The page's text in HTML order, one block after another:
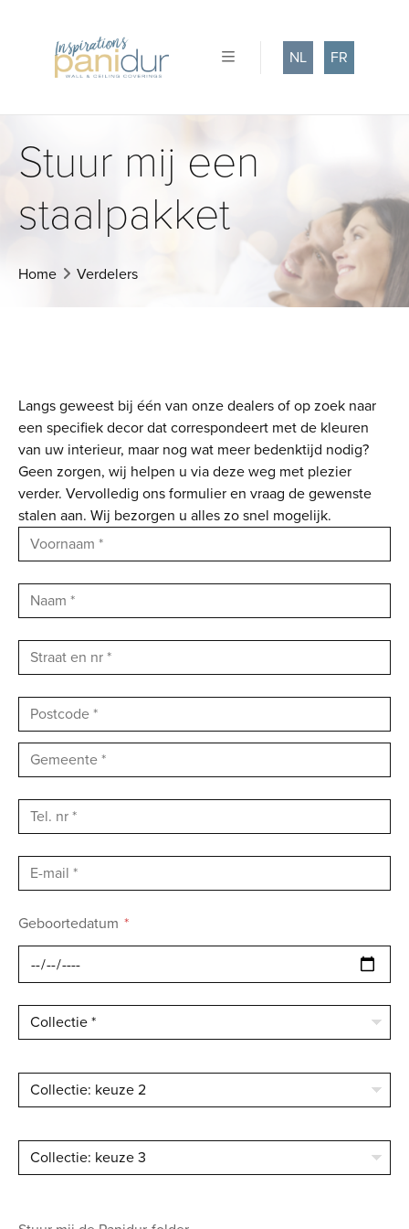
NL FR
Stuur mij een
staalpakket
Home Verdelers
Langs geweest bij één van onze dealers of op zoek naar
een specifiek decor dat correspondeert met de kleuren
van uw interieur, maar nog wat meer bedenktijd nodig?
Geen zorgen, wij helpen u via deze weg met plezier
verder. Vervolledig ons formulier en vraag de gewenste
stalen aan. Wij bezorgen u alles zo snel mogelijk.
Geboortedatum
Collectie *
Collectie: keuze 2
Collectie: keuze 3